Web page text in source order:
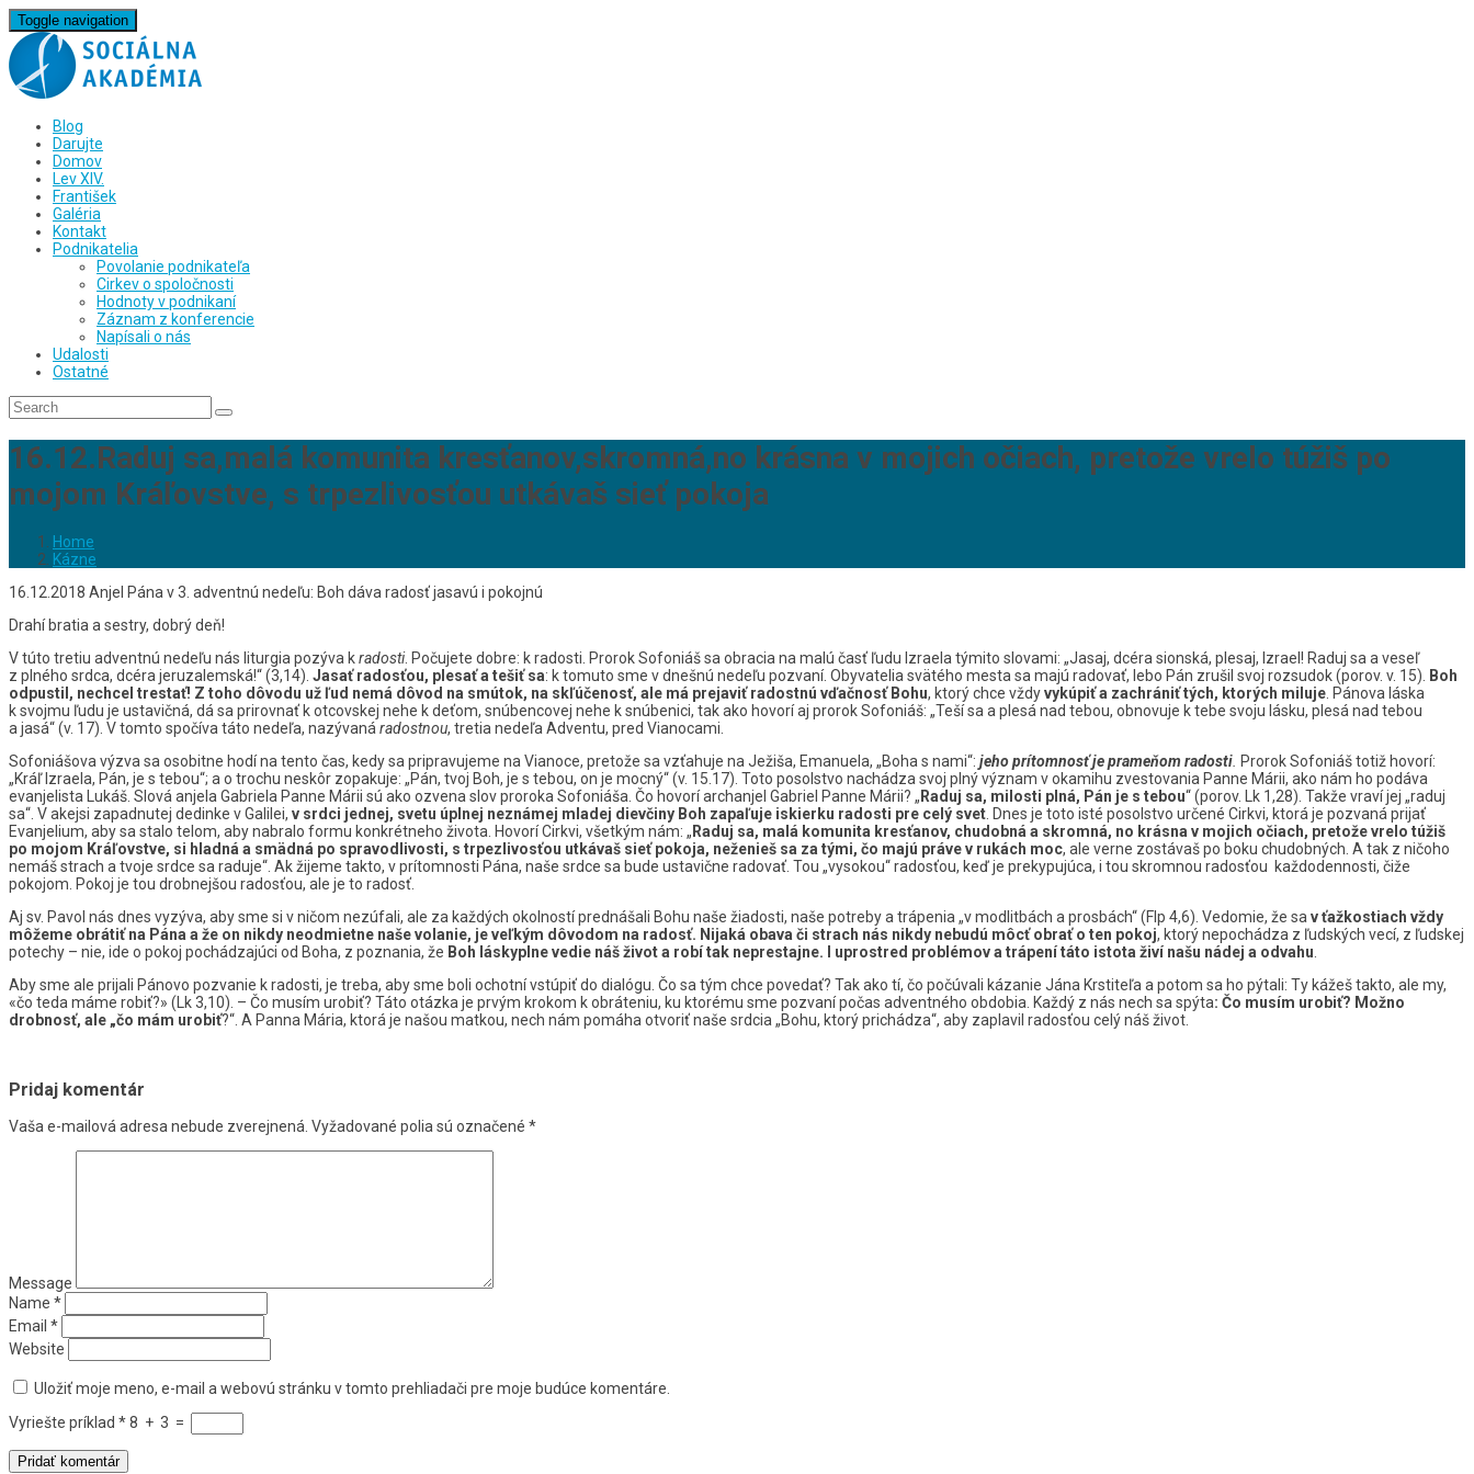
Toggle navigation
Blog
Darujte
Domov
Lev XIV.
František
Galéria
Kontakt
Podnikatelia
Povolanie podnikateľa
Cirkev o spoločnosti
Hodnoty v podnikaní
Záznam z konferencie
Napísali o nás
Udalosti
Ostatné
16.12.Raduj sa,malá komunita kresťanov,skromná,no krásna v mojich očiach, pretože vrelo túžiš po
mojom Kráľovstve, s trpezlivosťou utkávaš sieť pokoja
Home
Kázne
16.12.2018 Anjel Pána v 3. adventnú nedeľu: Boh dáva radosť jasavú i pokojnú
Drahí bratia a sestry, dobrý deň!
V túto tretiu adventnú nedeľu nás liturgia pozýva kradosti. Počujete dobre: k radosti. Prorok Sofoniáš sa obracia na malú časť ľudu Izraela týmito slovami: „Jasaj, dcéra sionská, plesaj, Izrael! Raduj sa a veseľ
z plného srdca, dcéra jeruzalemská!“ (3,14). Jasať radosťou, plesať a tešiť sa: k tomuto sme v dnešnú nedeľu pozvaní. Obyvatelia svätého mesta sa majú radovať, lebo Pán zrušil svoj rozsudok (porov. v. 15). Boh
odpustil, nechcel trestať! Z toho dôvodu už ľud nemá dôvod na smútok, na skľúčenosť, ale má prejaviť radostnú vďačnosť Bohu, ktorý chce vždyvykúpiť a zachrániť tých, ktorých miluje . Pánova láska
k svojmu ľudu je ustavičná, dá sa prirovnať k otcovskej nehe k deťom, snúbencovej nehe k snúbenici, tak ako hovorí aj prorok Sofoniáš: „Teší sa a plesá nad tebou, obnovuje k tebe svoju lásku, plesá nad tebou
a jasá“ (v. 17). V tomto spočíva táto nedeľa, nazývaná radostnou, tretia nedeľa Adventu, pred Vianocami.
Sofoniášova výzva sa osobitne hodí na tento čas, kedy sa pripravujeme na Vianoce, pretože sa vzťahuje na Ježiša, Emanuela, „Boha s nami“: jeho prítomnosť je prameňom radosti Prorok Sofoniáš totiž hovorí:
„Kráľ Izraela, Pán, je s tebou“; a o trochu neskôr zopakuje: „Pán, tvoj Boh, je s tebou, on je mocný“ (v. 15.17). Toto posolstvo nachádza svoj plný význam v okamihu zvestovania Panne Márii, ako nám ho podáva
evanjelista Lukáš. Slová anjela Gabriela Panne Márii sú ako ozvena slov proroka Sofoniáša. Čo hovorí archanjel Gabriel Panne Márii? „Raduj sa, milosti plná, Pán je s tebou“ (porov. Lk 1,28). Takže vraví jej „raduj
sa“. V akejsi zapadnutej dedinke v Galilei, v srdci jednej, svetu úplnej neznámej mladej dievčiny Boh zapaľuje iskierku radosti pre celý svet . Dnes je toto isté posolstvo určené Cirkvi, ktorá je pozvaná prijať
Evanjelium, aby sa stalo telom, aby nabralo formu konkrétneho života. Hovorí Cirkvi, všetkým nám: „Raduj sa, malá komunita kresťanov, chudobná a skromná, no krásna v mojich očiach, pretože vrelo túžiš
po mojom Kráľovstve, si hladná a smädná po spravodlivosti, s trpezlivosťou utkávaš sieť pokoja, neženieš sa za tými, čo majú práve v rukách moc, ale verne zostávaš po boku chudobných. A tak z ničoho
nemáš strach a tvoje srdce sa raduje“. Ak žijeme takto, v prítomnosti Pána, naše srdce sa bude ustavične radovať. Tou „vysokou“ radosťou, keď je prekypujúca, i tou skromnou radosťou každodennosti, čiže
pokojom. Pokoj je tou drobnejšou radosťou, ale je to radosť.
Aj sv. Pavol nás dnes vyzýva, aby sme si v ničom nezúfali, ale za každých okolností prednášali Bohu naše žiadosti, naše potreby a trápenia „v modlitbách a prosbách“ (Flp 4,6). Vedomie, že sa v ťažkostiach vždy
môžeme obrátiť na Pána a že on nikdy neodmietne naše volanie, je veľkým dôvodom na radosť. Nijaká obava či strach nás nikdy nebudú môcť obrať o ten pokoj, ktorý nepochádza z ľudských vecí, z ľudskej
potechy – nie, ide o pokoj pochádzajúci od Boha, z poznania, že Boh láskyplne vedie náš života robí tak neprestajne. I uprostred problémov a trápení táto istota živí našu nádej a odvahu
Aby sme ale prijali Pánovo pozvanie k radosti, je treba, aby sme boli ochotní vstúpiť do dialógu. Čo sa tým chce povedať? Tak ako tí, čo počúvali kázanie Jána Krstiteľa a potom sa ho pýtali: Ty kážeš takto, ale my,
«čo teda máme robiť?» (Lk 3,10). – Čo musím urobiť? Táto otázka je prvým krokom k obráteniu, ku ktorému sme pozvaní počas adventného obdobia. Každý z nás nech sa spýta: Čo musím urobiť? Možno
drobnosť, ale „čo mám urobiť?“. A Panna Mária, ktorá je našou matkou, nech nám pomáha otvoriť naše srdcia „Bohu, ktorý prichádza“, aby zaplavil radosťou celý náš život.
Pridaj komentár
Vaša e-mailová adresa nebude zverejnená. Vyžadované polia sú označené *
Message
Name *
Email *
Website
Uložiť moje meno, e-mail a webovú stránku v tomto prehliadači pre moje budúce komentáre.
Vyriešte príklad *8 + 3 =